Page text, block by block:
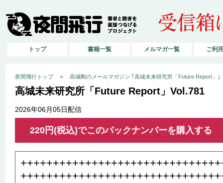
トップ 書籍一覧 メルマガ一覧 ご利
夜間飛行トップ＞ 高城剛のメールマガジン ｢高城未来研究所「Future Report」｣
高城未来研究所「Future Report」Vol.781
2026年06月05日配信
220円(税込)でこのバックナンバーを購入する